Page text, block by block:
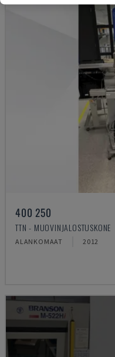
400 250
TTN - MUOVINJALOSTUSKONE
ALANKOMAAT 2012